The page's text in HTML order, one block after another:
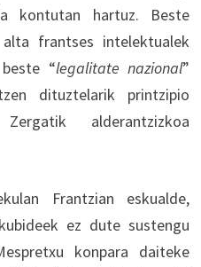
kontutan hartuz. Beste
frantses intelektualek
“legalitate nazional”
dituztelarik printzipio
alderantzizkoa
Frantzian eskualde,
ez dute sustengu
konpara daiteke